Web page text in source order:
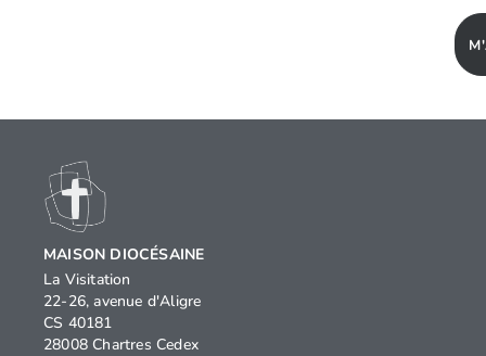
MAISON DIOCÉSAINE
La Visitation
22-26, avenue d'Aligre
CS 40181
28008 Chartres Cedex